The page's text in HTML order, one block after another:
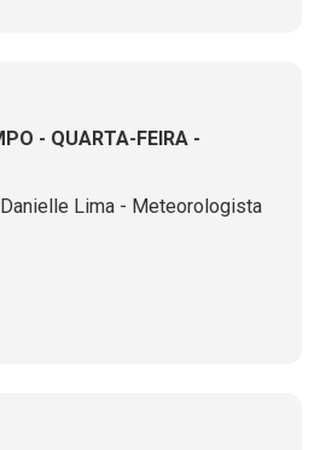
- QUARTA-FEIRA -
Lima - Meteorologista